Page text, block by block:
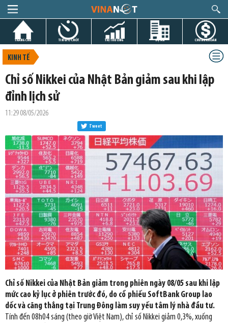
TRANG CHỦ TIN GIỜ CHÓT THỊ TRƯỜNG DỰ ÁN CHỨNG KHOÁN
KINH TẾ
Chỉ số Nikkei của Nhật Bản giảm sau khi lập
đỉnh lịch sử
11:29 08/05/2026
Tweet
Chỉ số Nikkei của Nhật Bản giảm trong phiên ngày 08/05 sau khi lập
mức cao kỷ lục ở phiên trước đó, do cổ phiếu SoftBank Group lao
dốc và căng thẳng tại Trung Đông làm suy yếu tâm lý nhà đầu tư.
Tính đến 08h04 sáng (theo giờ Việt Nam), chỉ số Nikkei giảm 0,3%, xuống